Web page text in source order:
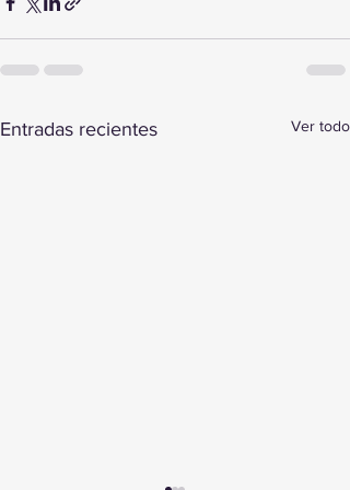
Entradas recientes Ver todo